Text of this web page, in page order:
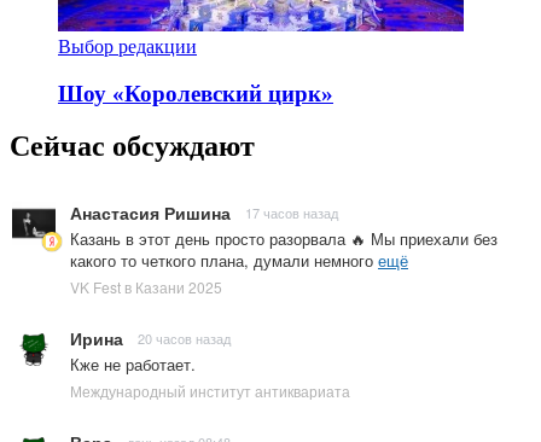
Выбор редакции
Шоу «Королевский цирк»
Сейчас обсуждают
Анастасия Ришина 17 часов назад
Казань в этот день просто разорвала 🔥 Мы приехали без
какого то четкого плана, думали немного ещё
VK Fest в Казани 2025
Ирина 20 часов назад
Кже не работает.
Международный институт антиквариата